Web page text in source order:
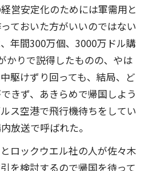
営安定化のためには軍需用と
ておいた方がいいのではない
年間300万個、3000万ドル購
かりで説得したものの、やは
駆けずり回っても、結局、ど
きず、あきらめで帰国しよう
ス空港で飛行機待ちをしてい
放送で呼ばれた。
ロックウエル社の人が佐々木
を検討するので帰国を待って